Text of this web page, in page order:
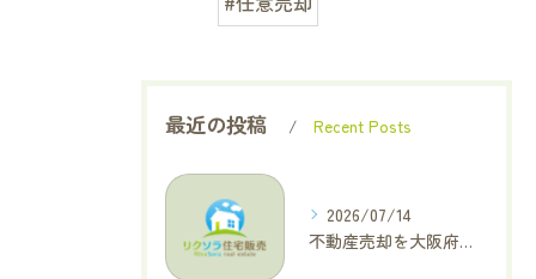
最近の投稿 Recent Posts
2026/07/14
不動産売却を大阪府大東市で成功へ導くためのAIOに適した基本コラム